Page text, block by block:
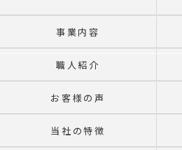
事業内容
職人紹介
お客様の声
当社の特徴